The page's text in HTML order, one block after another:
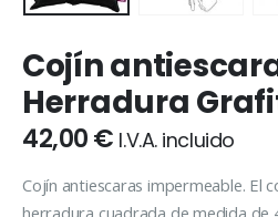
Cojín
Herradura
42,00€ I.V.A. incluido
Cojín antiescaras impermeable. El